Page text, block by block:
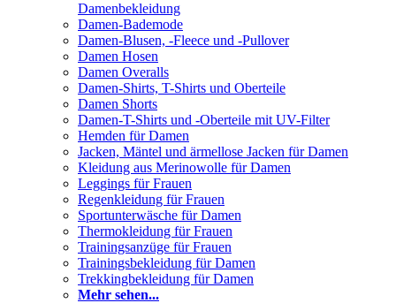
Damenbekleidung
Damen-Bademode
Damen-Blusen, -Fleece und -Pullover
Damen Hosen
Damen Overalls
Damen-Shirts, T-Shirts und Oberteile
Damen Shorts
Damen-T-Shirts und -Oberteile mit UV-Filter
Hemden für Damen
Jacken, Mäntel und ärmellose Jacken für Damen
Kleidung aus Merinowolle für Damen
Leggings für Frauen
Regenkleidung für Frauen
Sportunterwäsche für Damen
Thermokleidung für Frauen
Trainingsanzüge für Frauen
Trainingsbekleidung für Damen
Trekkingbekleidung für Damen
Mehr sehen...